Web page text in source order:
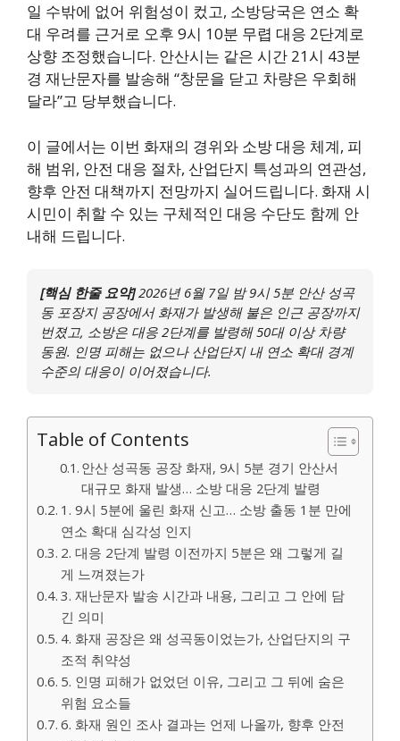
일 수밖에 없어 위험성이 컸고, 소방당국은 연소 확
대 우려를 근거로 오후 9시 10분 무렵 대응 2단계로
상향 조정했습니다. 안산시는 같은 시간 21시 43분
경 재난문자를 발송해 “창문을 닫고 차량은 우회해
달라”고 당부했습니다.
이 글에서는 이번 화재의 경위와 소방 대응 체계, 피
해 범위, 안전 대응 절차, 산업단지 특성과의 연관성,
향후 안전 대책까지 전망까지 실어드립니다. 화재 시
시민이 취할 수 있는 구체적인 대응 수단도 함께 안
내해 드립니다.
[핵심 한줄 요약]2026년 6월 7일 밤 9시 5분 안산 성곡
동 포장지 공장에서 화재가 발생해 불은 인근 공장까지
번졌고, 소방은 대응 2단계를 발령해 50대 이상 차량
동원. 인명 피해는 없으나 산업단지 내 연소 확대 경계
수준의 대응이 이어졌습니다.
Table of Contents
안산 성곡동 공장 화재, 9시 5분 경기 안산서
대규모 화재 발생… 소방 대응 2단계 발령
1. 9시 5분에 울린 화재 신고… 소방 출동 1분 만에
연소 확대 심각성 인지
2. 대응 2단계 발령 이전까지 5분은 왜 그렇게 길
게 느껴졌는가
3. 재난문자 발송 시간과 내용, 그리고 그 안에 담
긴 의미
4. 화재 공장은 왜 성곡동이었는가, 산업단지의 구
조적 취약성
5. 인명 피해가 없었던 이유, 그리고 그 뒤에 숨은
위험 요소들
6. 화재 원인 조사 결과는 언제 나올까, 향후 안전